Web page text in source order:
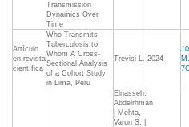
Transmission
Dynamics Over
Time
Artículo
en revista
científica
Who Transmits
Tuberculosis to
Whom A Cross-
Sectional Analysis
of a Cohort Study
in Lima, Peru
Trevisi L. 2024
Elnasseh,
Abdelrhman
| Mehta,
Varun S. |